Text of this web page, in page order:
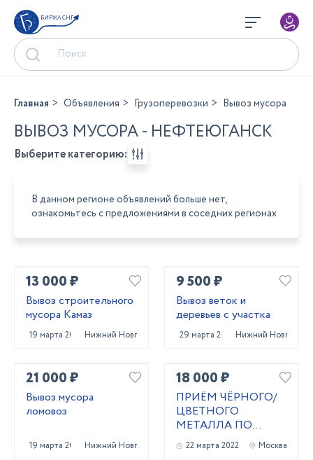
БИРЖА СНГ
Главная Объявления Грузоперевозки Вывоз мусора
ВЫВОЗ МУСОРА - НЕФТЕЮГАНСК
Выберите категорию:
В данном регионе объявлений больше нет,
ознакомьтесь с предложениями в соседних регионах
13 000 ₽
Вывоз строительного
мусора Камаз
19 марта 2025 Нижний Новгород
9 500 ₽
Вывоз веток и
деревьев с участка
29 марта 2025 Нижний Новгород
21 000 ₽
Вывоз мусора
ломовоз
19 марта 2025 Нижний Новгород
18 000 ₽
ПРИЁМ ЧЁРНОГО/
ЦВЕТНОГО
МЕТАЛЛА ПО
ВЫСОКОЙ ЦЕНЕ
22 марта 2022 Москва